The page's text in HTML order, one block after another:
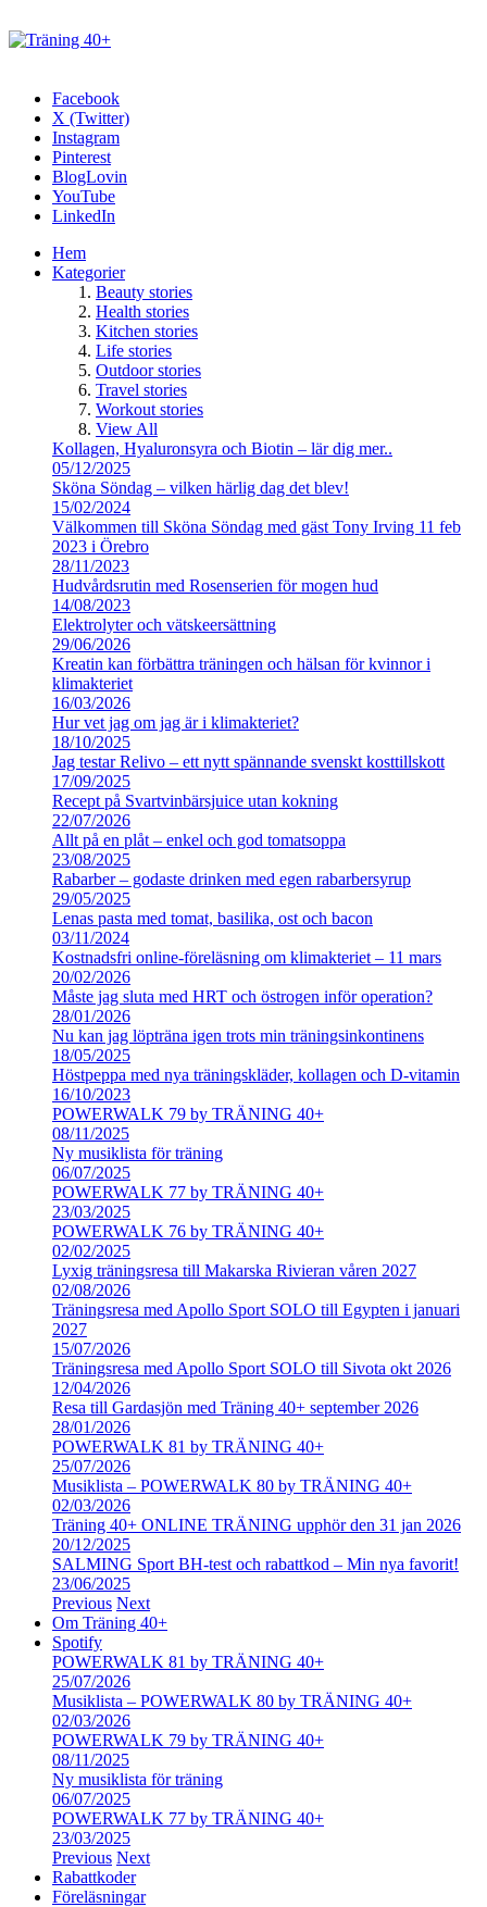
Facebook
X (Twitter)
Instagram
Pinterest
BlogLovin
YouTube
LinkedIn
Hem
Kategorier
Beauty stories
Health stories
Kitchen stories
Life stories
Outdoor stories
Travel stories
Workout stories
View All
Kollagen, Hyaluronsyra och Biotin – lär dig mer..
05/12/2025
Sköna Söndag – vilken härlig dag det blev!
15/02/2024
Välkommen till Sköna Söndag med gäst Tony Irving 11 feb
2023 i Örebro
28/11/2023
Hudvårdsrutin med Rosenserien för mogen hud
14/08/2023
Elektrolyter och vätskeersättning
29/06/2026
Kreatin kan förbättra träningen och hälsan för kvinnor i
klimakteriet
16/03/2026
Hur vet jag om jag är i klimakteriet?
18/10/2025
Jag testar Relivo – ett nytt spännande svenskt kosttillskott
17/09/2025
Recept på Svartvinbärsjuice utan kokning
22/07/2026
Allt på en plåt – enkel och god tomatsoppa
23/08/2025
Rabarber – godaste drinken med egen rabarbersyrup
29/05/2025
Lenas pasta med tomat, basilika, ost och bacon
03/11/2024
Kostnadsfri online-föreläsning om klimakteriet – 11 mars
20/02/2026
Måste jag sluta med HRT och östrogen inför operation?
28/01/2026
Nu kan jag löpträna igen trots min träningsinkontinens
18/05/2025
Höstpeppa med nya träningskläder, kollagen och D-vitamin
16/10/2023
POWERWALK 79 by TRÄNING 40+
08/11/2025
Ny musiklista för träning
06/07/2025
POWERWALK 77 by TRÄNING 40+
23/03/2025
POWERWALK 76 by TRÄNING 40+
02/02/2025
Lyxig träningsresa till Makarska Rivieran våren 2027
02/08/2026
Träningsresa med Apollo Sport SOLO till Egypten i januari
2027
15/07/2026
Träningsresa med Apollo Sport SOLO till Sivota okt 2026
12/04/2026
Resa till Gardasjön med Träning 40+ september 2026
28/01/2026
POWERWALK 81 by TRÄNING 40+
25/07/2026
Musiklista – POWERWALK 80 by TRÄNING 40+
02/03/2026
Träning 40+ ONLINE TRÄNING upphör den 31 jan 2026
20/12/2025
SALMING Sport BH-test och rabattkod – Min nya favorit!
23/06/2025
Previous Next
Om Träning 40+
Spotify
POWERWALK 81 by TRÄNING 40+
25/07/2026
Musiklista – POWERWALK 80 by TRÄNING 40+
02/03/2026
POWERWALK 79 by TRÄNING 40+
08/11/2025
Ny musiklista för träning
06/07/2025
POWERWALK 77 by TRÄNING 40+
23/03/2025
Previous Next
Rabattkoder
Föreläsningar